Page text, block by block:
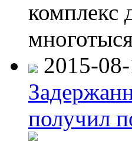
комплекс
2015-
получил